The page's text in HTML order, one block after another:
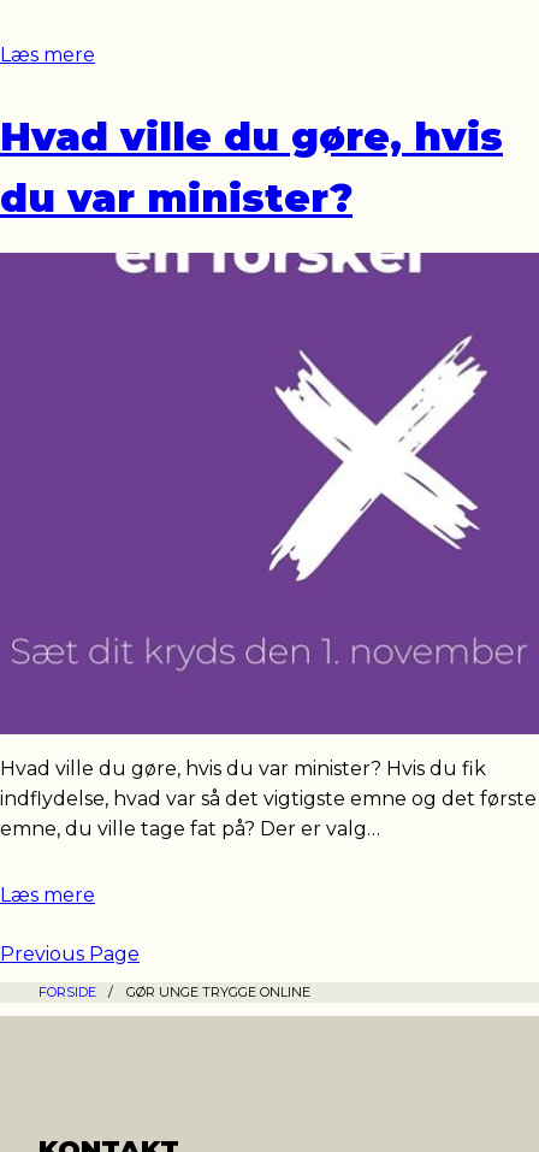
Læs mere
Hvad ville du gøre, hvis
du var minister?
Hvad ville du gøre, hvis du var minister? Hvis du fik
indflydelse, hvad var så det vigtigste emne og det første
emne, du ville tage fat på? Der er valg…
Læs mere
Previous Page
FORSIDE / GØR UNGE TRYGGE ONLINE